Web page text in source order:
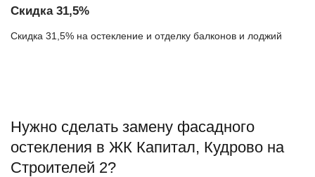
Скидка 31,5%
Скидка 31,5% на остекление и отделку балконов и лоджий
Нужно сделать замену фасадного
остекления в ЖК Капитал, Кудрово на
Строителей 2?